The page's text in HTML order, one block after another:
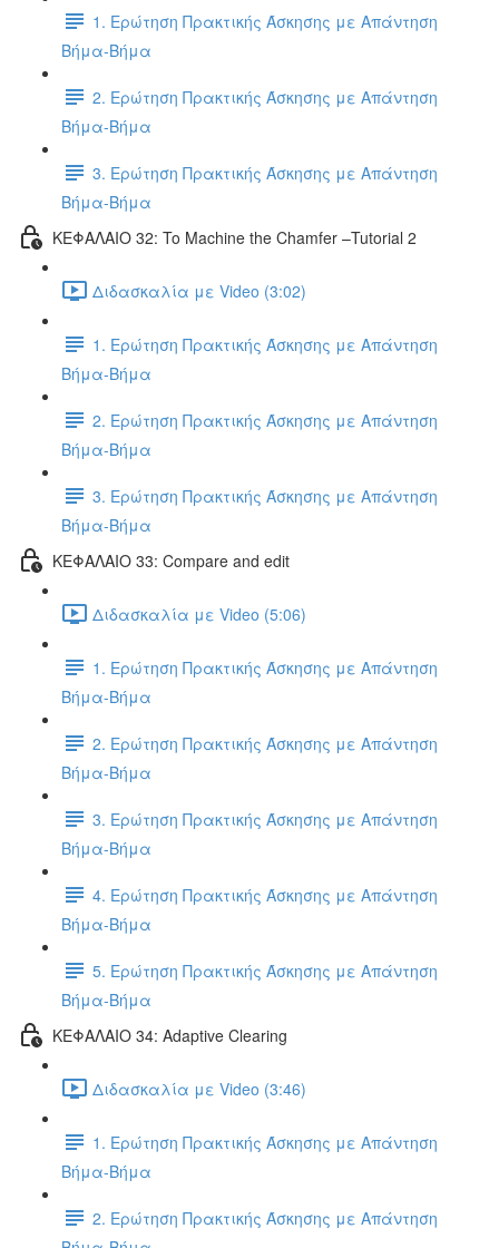
1. Ερώτηση Πρακτικής Άσκησης με Απάντηση
Βήμα-Βήμα
2. Ερώτηση Πρακτικής Άσκησης με Απάντηση
Βήμα-Βήμα
3. Ερώτηση Πρακτικής Άσκησης με Απάντηση
Βήμα-Βήμα
ΚΕΦΑΛΑΙΟ 32: To Machine the Chamfer –Tutorial 2
Διδασκαλία με Video (3:02)
1. Ερώτηση Πρακτικής Άσκησης με Απάντηση
Βήμα-Βήμα
2. Ερώτηση Πρακτικής Άσκησης με Απάντηση
Βήμα-Βήμα
3. Ερώτηση Πρακτικής Άσκησης με Απάντηση
Βήμα-Βήμα
ΚΕΦΑΛΑΙΟ 33: Compare and edit
Διδασκαλία με Video (5:06)
1. Ερώτηση Πρακτικής Άσκησης με Απάντηση
Βήμα-Βήμα
2. Ερώτηση Πρακτικής Άσκησης με Απάντηση
Βήμα-Βήμα
3. Ερώτηση Πρακτικής Άσκησης με Απάντηση
Βήμα-Βήμα
4. Ερώτηση Πρακτικής Άσκησης με Απάντηση
Βήμα-Βήμα
5. Ερώτηση Πρακτικής Άσκησης με Απάντηση
Βήμα-Βήμα
ΚΕΦΑΛΑΙΟ 34: Adaptive Clearing
Διδασκαλία με Video (3:46)
1. Ερώτηση Πρακτικής Άσκησης με Απάντηση
Βήμα-Βήμα
2. Ερώτηση Πρακτικής Άσκησης με Απάντηση